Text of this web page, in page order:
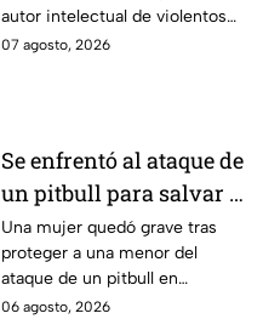
autor intelectual de violentos
ataques en fraccionamientos
07 agosto, 2026
Se enfrentó al ataque de
un pitbull para salvar a
una menor; hoy lucha
por su vida en Zapopan
Una mujer quedó grave tras
proteger a una menor del
ataque de un pitbull en
Zapopan; la víctima sufrió
06 agosto, 2026